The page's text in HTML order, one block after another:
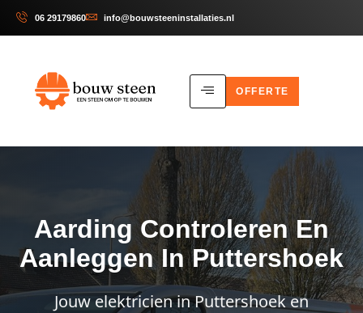
06 29179860 info@bouwsteeninstallaties.nl
OFFERTE
Aarding Controleren En
Aanleggen In Puttershoek
Jouw elektricien in Puttershoek en